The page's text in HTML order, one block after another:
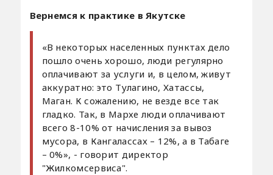
Вернемся к практике в Якутске
«В некоторых населенных пунктах дело
пошло очень хорошо, люди регулярно
оплачивают за услуги и, в целом, живут
аккуратно: это Тулагино, Хатассы,
Маган. К сожалению, не везде все так
гладко. Так, в Мархе люди оплачивают
всего 8-10% от начисления за вывоз
мусора, в Кангалассах – 12%, а в Табаге
– 0%», - говорит директор
"Жилкомсервиса".